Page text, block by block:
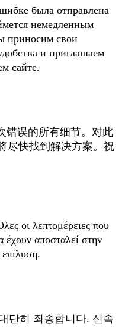
была отправлена
немедленным
приносим свои
и приглашаем
сайте.
错误的所有细节。对此
尽快找到解决方案。祝
οι λεπτομέρειες που
έχουν αποσταλεί στην
단히 죄송합니다. 신속